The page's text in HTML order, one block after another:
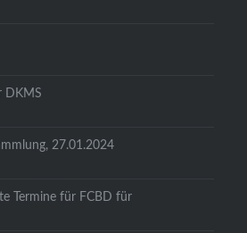
DKMS
27.01.2024
Termine für FCBD für